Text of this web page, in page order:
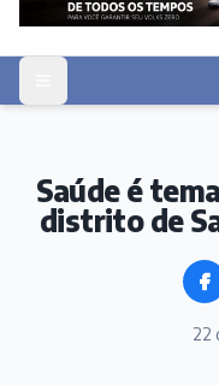
Saúde é
distrito de
22